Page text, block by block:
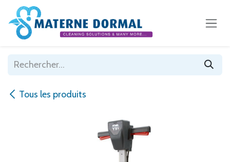
Se rendre au contenu
Tous les produits